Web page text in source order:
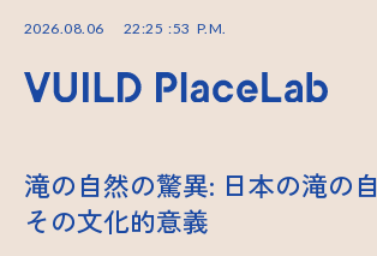
2026.08.06 22:25 :53 P.M.
滝の自然の驚異: 日本の滝の
その文化的意義